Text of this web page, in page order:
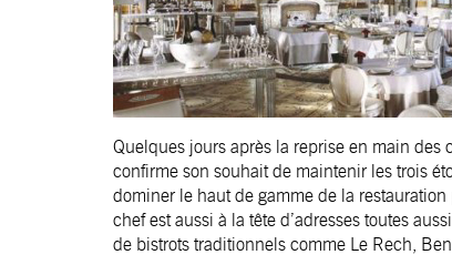
Quelques jours après la reprise en main des
confirme son souhait de maintenir les trois
dominer le haut de gamme de la
chef est aussi à la tête d’adresses toutes
de bistrots traditionnels comme Le Rech,